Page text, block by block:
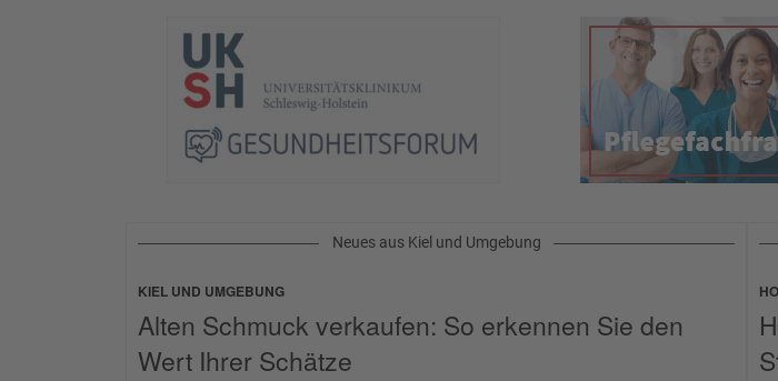
Neues aus Kiel und Umgebung
KIEL UND UMGEBUNG
Alten Schmuck verkaufen: So erkennen Sie den
Wert Ihrer Schätze